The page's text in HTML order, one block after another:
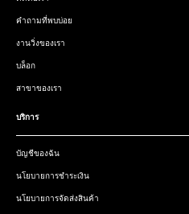
คำถามที่พบบ่อย
งานวิ่งของเรา
บล็อก
สาขาของเรา
บริการ
บัญชีของฉัน
นโยบายการชำระเงิน
นโยบายการจัดส่งสินค้า